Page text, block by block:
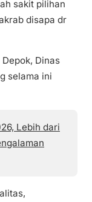
sakit pilihan
disapa dr
Dinas
selama ini
Lebih dari